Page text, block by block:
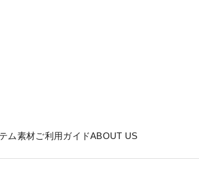
ム素材ご利用ガイドABOUT US